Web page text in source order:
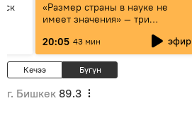
«Размер страны в науке не
имеет значения» — три
эксперта о сотрудничестве
России и Кыргызстана в
образовании и исследованиях
20:05 43 мин эфир
Кечээ Бүгүн
г. Бишкек 89.3